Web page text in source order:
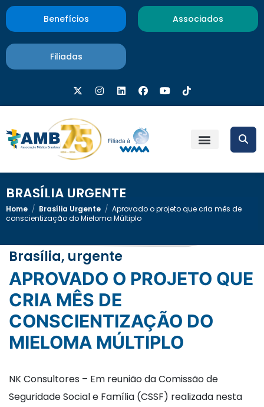
Benefícios Associados
Filiadas
BRASÍLIA URGENTE
Home / Brasília Urgente / Aprovado o projeto que cria mês de
conscientização do Mieloma Múltiplo
Brasília, urgente
APROVADO O PROJETO QUE
CRIA MÊS DE
CONSCIENTIZAÇÃO DO
MIELOMA MÚLTIPLO
NK Consultores – Em reunião da Comissão de
Seguridade Social e Família (CSSF) realizada nesta